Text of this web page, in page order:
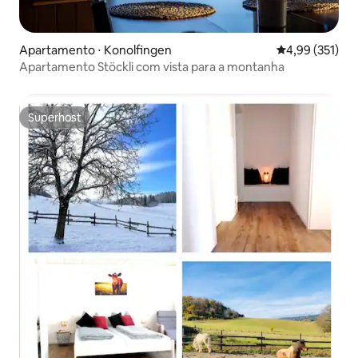
Apartamento ⋅ Konolfingen 4,99 de uma
4,99 (351)
Apartamento Stöckli com vista para a montanha
Superhost
Superhost